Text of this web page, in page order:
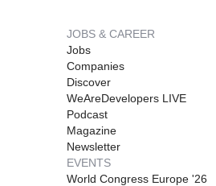
JOBS & CAREER
Jobs
Companies
Discover
WeAreDevelopers LIVE
Podcast
Magazine
Newsletter
EVENTS
World Congress Europe '26